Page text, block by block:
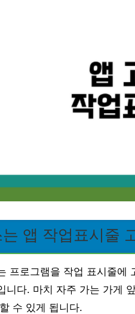
앱 작업표시줄
프로그램을 작업 표시줄에
니다. 마치 자주 가는 가게
수 있게 됩니다.